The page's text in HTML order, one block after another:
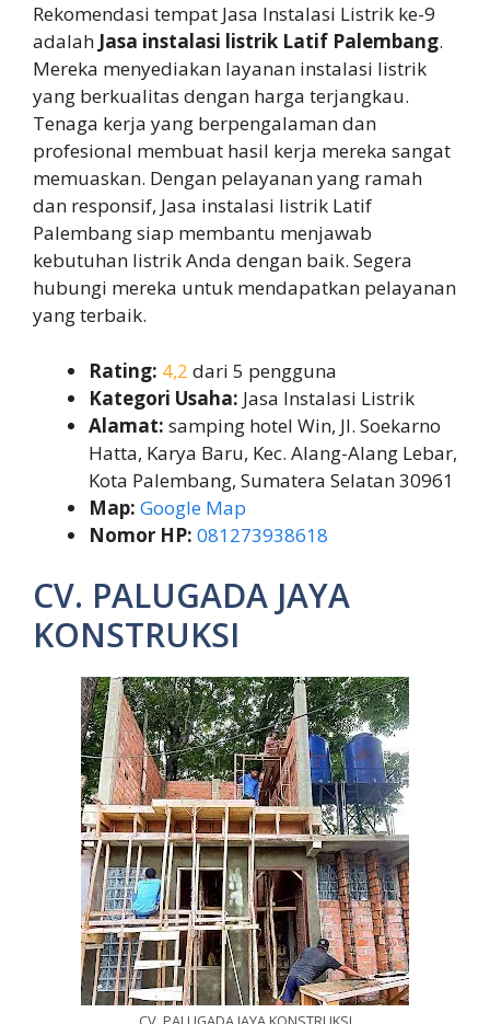
Rekomendasi tempat Jasa Instalasi Listrik ke-9
adalah Jasa instalasi listrik Latif Palembang.
Mereka menyediakan layanan instalasi listrik
yang berkualitas dengan harga terjangkau.
Tenaga kerja yang berpengalaman dan
profesional membuat hasil kerja mereka sangat
memuaskan. Dengan pelayanan yang ramah
dan responsif, Jasa instalasi listrik Latif
Palembang siap membantu menjawab
kebutuhan listrik Anda dengan baik. Segera
hubungi mereka untuk mendapatkan pelayanan
yang terbaik.
Rating: 4,2 dari 5 pengguna
Kategori Usaha: Jasa Instalasi Listrik
Alamat: samping hotel Win, Jl. Soekarno
Hatta, Karya Baru, Kec. Alang-Alang Lebar,
Kota Palembang, Sumatera Selatan 30961
Map: Google Map
Nomor HP: 081273938618
CV. PALUGADA JAYA
KONSTRUKSI